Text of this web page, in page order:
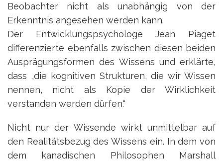
Beobachter nicht als unabhängig von der
Erkenntnis angesehen werden kann.
Der Entwicklungspsychologe Jean Piaget
differenzierte ebenfalls zwischen diesen beiden
Ausprägungsformen des Wissens und erklärte,
dass „die kognitiven Strukturen, die wir Wissen
nennen, nicht als Kopie der Wirklichkeit
verstanden werden dürfen.“
Nicht nur der Wissende wirkt unmittelbar auf
den Realitätsbezug des Wissens ein. In dem von
dem kanadischen Philosophen Marshall